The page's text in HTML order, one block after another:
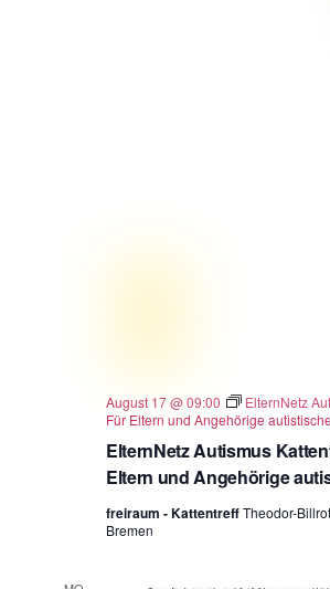
ElternNetz Autismus
Eltern und Angehörige
August 17 @ 09:00
ElternNetz
Für Eltern und Angehörige
freiraum - KattentreffTheodor-
Bremen